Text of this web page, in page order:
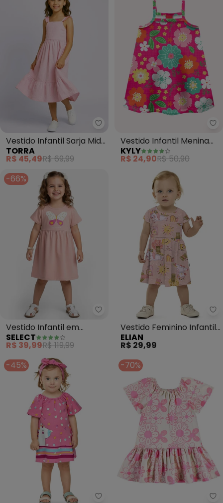
Torra - Vestido Infantil Sarja
Vestido Infantil Sarja Midi
Alcinha Babados (Rosa)
TORRA
R$ 45,49R$ 69,99
Vestido Infantil Menina
Flores (Rosa)
KYLY
R$ 24,90R$ 50,90
-66%
Select - Vestido Infantil em
Vestido Infantil em
Molecotton (Rosa)
SELECT
R$ 39,99R$ 119,99
Vestido Feminino Infantil
(Rosa)
ELIAN
R$ 29,99
-45%
-70%